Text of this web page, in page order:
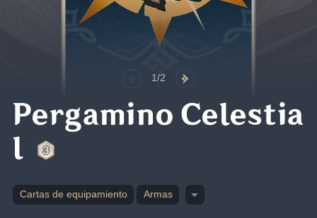
1/2
Pergamino Celestia
l
Cartas de equipamiento Armas